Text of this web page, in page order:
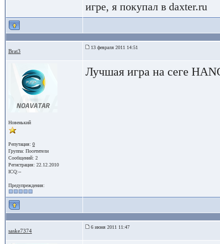
игре, я покупал в daxter.ru
Brat3
13 февраля 2011 14:51
Новенький
Репутация: 0
Группа: Посетители
Сообщений: 2
Регистрация: 22.12.2010
ICQ:--
Предупреждения:
Лучшая игра на сеге
saske7374
6 июня 2011 11:47